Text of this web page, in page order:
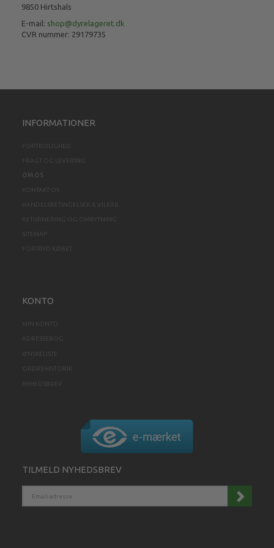
9850 Hirtshals
E-mail: shop@dyrelageret.dk
CVR nummer: 29179735
INFORMATIONER
FORTROLIGHED
FRAGT OG LEVERING
OM OS
KONTAKT OS
HANDELSBETINGELSER & VILKÅR
RETURNERING OG OMBYTNING
SITEMAP
FORTRYD KØBET
KONTO
MIN KONTO
ADRESSEBOG
ØNSKELISTE
ORDREHISTORIK
NYHEDSBREV
TILMELD NYHEDSBREV
ADRESSE